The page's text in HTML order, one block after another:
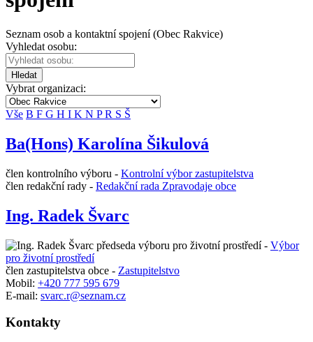
Seznam osob a kontaktní spojení (Obec Rakvice)
Vyhledat osobu:
Hledat
Vybrat organizaci:
Vše B F G H I K N PR S Š
Ba(Hons) Karolína Šikulová
člen kontrolního výboru - Kontrolní výbor zastupitelstva
člen redakční rady - Redakční rada Zpravodaje obce
Ing. Radek Švarc
předseda výboru pro životní prostředí - Výbor
pro životní prostředí
člen zastupitelstva obce - Zastupitelstvo
Mobil: +420 777 595 679
E-mail: svarc.r@seznam.cz
Kontakty